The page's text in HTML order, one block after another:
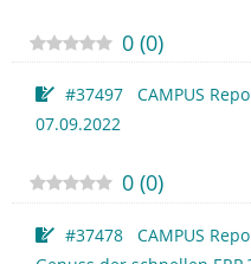
0 (0)
#37497 CAMPUS
07.09.2022
0 (0)
#37478 CAMPUS